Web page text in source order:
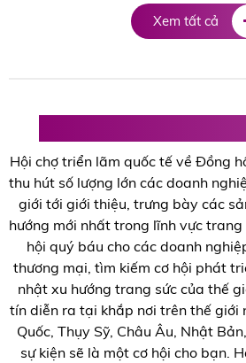
Xem tất cả
Hội chợ triển lãm quốc tế về Đồng
thu hút số lượng lớn các doanh
giới tới giới thiệu, trưng bày các
hướng mới nhất trong lĩnh vực
hội quý báu cho các doanh
thương mại, tìm kiếm cơ hội phát
nhật xu hướng trang sức của thế
tín diễn ra tại khắp nơi trên thế giới
Quốc, Thụy Sỹ, Châu Âu, Nhật
sự kiện sẽ là một cơ hội cho bạn.